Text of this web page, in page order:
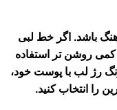
باشد. اگر خط لبی
کمی روشن تر استفاده
رژ لب با پوست خود،
را انتخاب کنید.